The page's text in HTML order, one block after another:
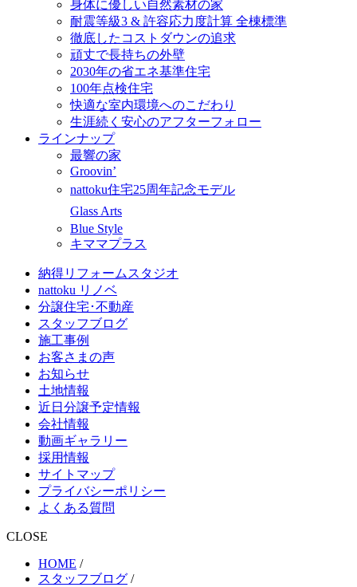
身体に優しい自然素材の家
耐震等級3 & 許容応力度計算 全棟標準
徹底したコストダウンの追求
頑丈で長持ちの外壁
2030年の省エネ基準住宅
100年点検住宅
快適な室内環境へのこだわり
生涯続く安心のアフターフォロー
ラインナップ
最響の家
Groovin’
nattoku住宅25周年記念モデル
Glass Arts
Blue Style
キママプラス
納得リフォームスタジオ
nattoku リノベ
分譲住宅･不動産
スタッフブログ
施工事例
お客さまの声
お知らせ
土地情報
近日分譲予定情報
会社情報
動画ギャラリー
採用情報
サイトマップ
プライバシーポリシー
よくある質問
CLOSE
HOME /
スタッフブログ /